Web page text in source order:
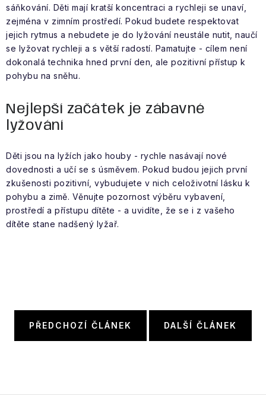
sáňkování. Děti mají kratší koncentraci a rychleji se unaví,
zejména v zimním prostředí. Pokud budete respektovat
jejich rytmus a nebudete je do lyžování neustále nutit, naučí
se lyžovat rychleji a s větší radostí. Pamatujte - cílem není
dokonalá technika hned první den, ale pozitivní přístup k
pohybu na sněhu.
Nejlepší začátek je zábavné
lyžování
Děti jsou na lyžích jako houby - rychle nasávají nové
dovednosti a učí se s úsměvem. Pokud budou jejich první
zkušenosti pozitivní, vybudujete v nich celoživotní lásku k
pohybu a zimě. Věnujte pozornost výběru vybavení,
prostředí a přístupu dítěte - a uvidíte, že se i z vašeho
dítěte stane nadšený lyžař.
PŘEDCHOZÍ ČLÁNEK DALŠÍ ČLÁNEK